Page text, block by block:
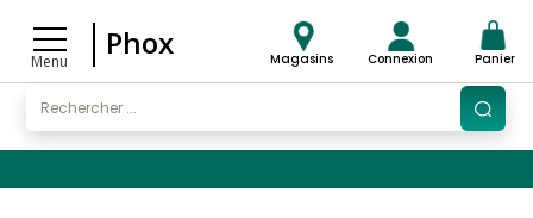
Menu
Phox Magasins Connexion Panier